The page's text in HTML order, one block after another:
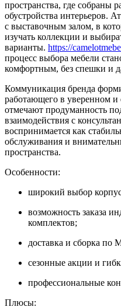
пространства, где собраны
обустройства интерьеров.
с выставочным залом, в
изучать коллекции и
варианты. https://
процесс выбора мебели
комфортным, без спешки и
Коммуникация бренда
работающего в уверенном
отмечают продуманность
взаимодействия с
воспринимается как
обслуживания и
пространства.
Особенности:
широкий выбор
возможность заказа
комплектов;
доставка и сборка по
сезонные акции и
профессиональные
Плюсы: